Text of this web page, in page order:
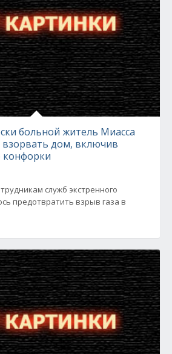
больной житель Миасса
взорвать дом, включив
конфорки
служб экстренного
предотвратить взрыв газа в